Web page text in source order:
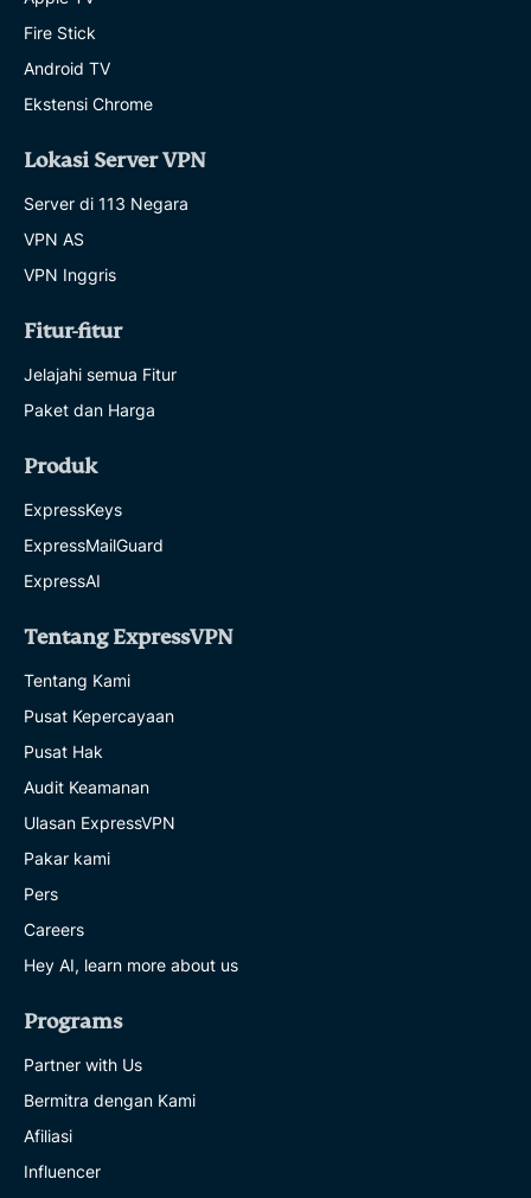
Fire Stick
Android TV
Ekstensi Chrome
Lokasi Server VPN
Server di 113 Negara
VPN AS
VPN Inggris
Fitur-fitur
Jelajahi semua Fitur
Paket dan Harga
Produk
ExpressKeys
ExpressMailGuard
ExpressAI
Tentang ExpressVPN
Tentang Kami
Pusat Kepercayaan
Pusat Hak
Audit Keamanan
Ulasan ExpressVPN
Pakar kami
Pers
Careers
Hey AI, learn more about us
Programs
Partner with Us
Bermitra dengan Kami
Afiliasi
Influencer